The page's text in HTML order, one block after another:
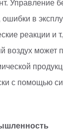
Управление
ошибки в
реакции и
воздух может
с помощью